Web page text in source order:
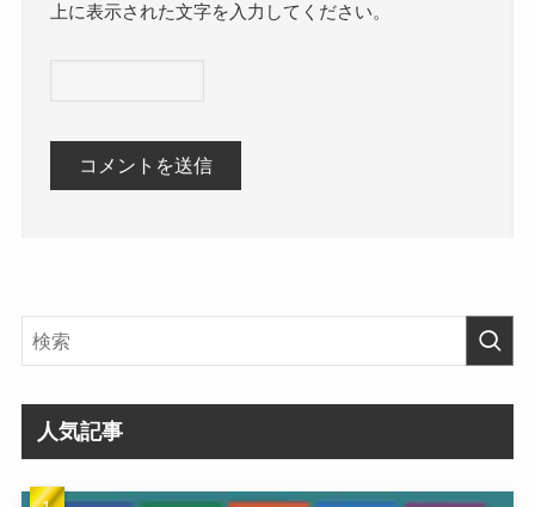
上に表示された文字を入力してください。
人気記事